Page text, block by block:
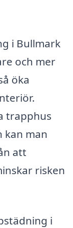
i Bullmark
och mer
öka
trapphus
kan man
att
risken
i